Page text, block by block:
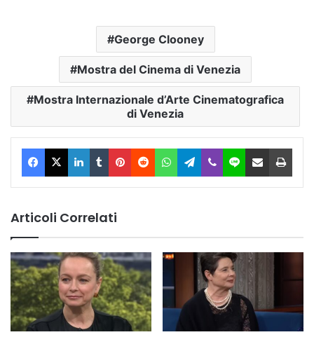
George Clooney
Mostra del Cinema di Venezia
Mostra Internazionale d’Arte Cinematografica
di Venezia
Facebook
X LinkedIn
TumblrPinterest
RedditWhatsAppTelegram
ViberLine Condividi via Email
Articoli Correlati